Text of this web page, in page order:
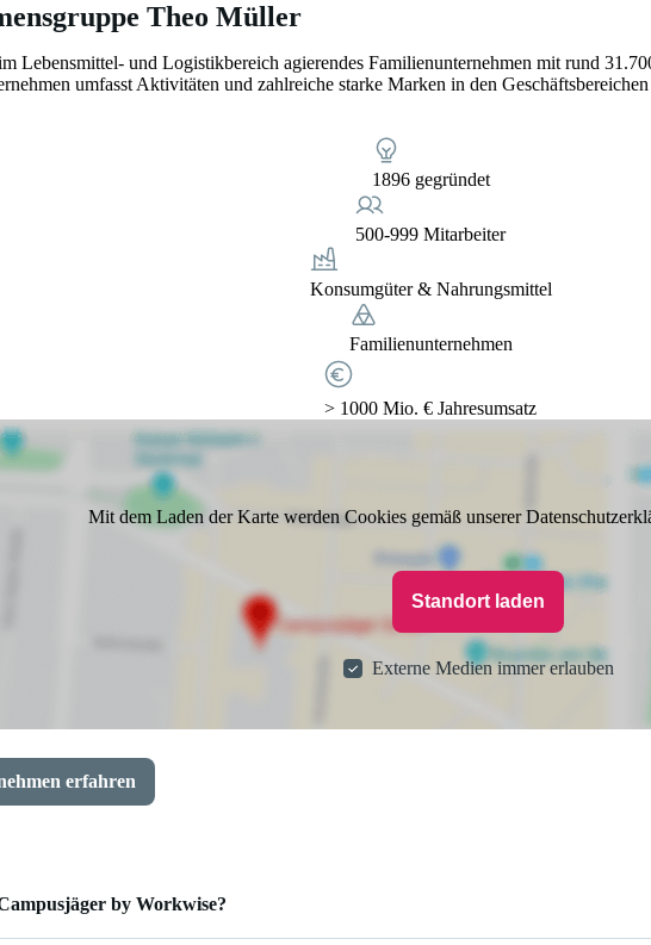
Theo Müller
Lebensmittel- und Logistikbereich agierendes Familienunternehmen mit rund
umfasst Aktivitäten und zahlreiche starke Marken in den
1896 gegründet
500-999 Mitarbeiter
Konsumgüter & Nahrungsmittel
Familienunternehmen
> 1000 Mio. € Jahresumsatz
Mit dem Laden der Karte werden Cookies gemäß unserer
Standort laden
Externe Medien immer erlauben
erfahren
by Workwise?